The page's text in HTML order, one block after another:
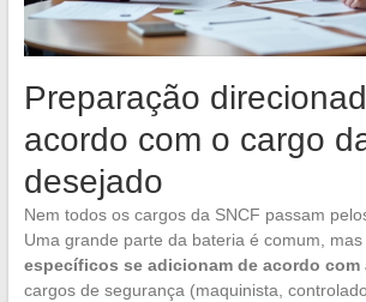
Preparação
acordo com o cargo
desejado
Nem todos os cargos da SNCF passam
Uma grande parte da bateria é comum, mas
específicos se adicionam de acordo com
cargos de segurança (maquinista,